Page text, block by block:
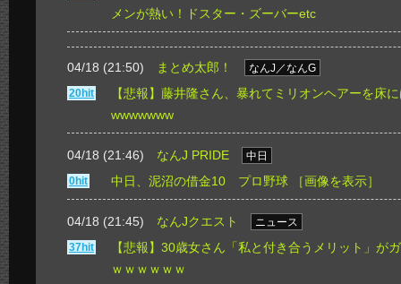
メンが熱い！ドスター・ズーバーetc
04/18 (21:50) まとめ太郎！
なんJ／なんG
20hit
【悲報】藤井隆さん、暴れてミリオンヘアーを床
wwwwwww
04/18 (21:46) なんJ PRIDE
中日
0hit
中日、泥沼の借金10 プロ野球 ［画像を表示］
04/18 (21:45) なんJクエスト
ニュース
37hit
【悲報】30歳女さん「私と付き合うメリット」が
ｗｗｗｗｗｗ